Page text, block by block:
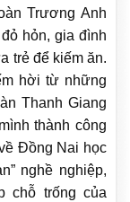
Trương Anh
hỏn, gia đình
trẻ để kiếm ăn.
hời từ những
Thanh Giang
thành công
Đồng Nai học
nghề nghiệp,
chỗ trống của